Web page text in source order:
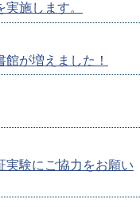
施します。
が増えました！
実験にご協力をお願い